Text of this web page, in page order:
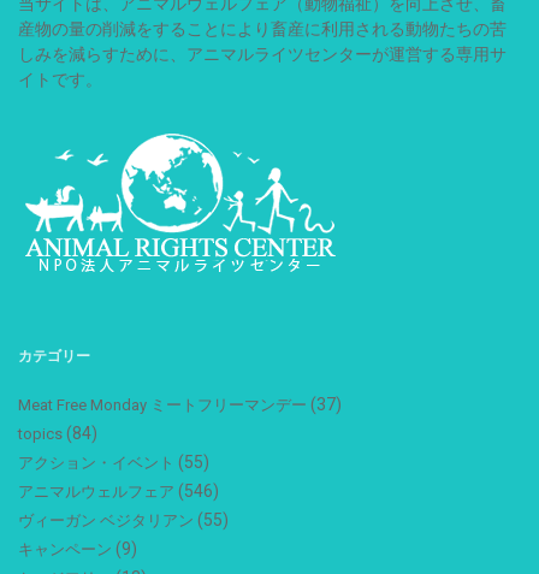
産物の量の削減をすることにより畜産に利用される動物たちの苦
しみを減らすために、アニマルライツセンターが運営する専用サ
イトです。
カテゴリー
Meat Free Monday ミートフリーマンデー (37)
topics (84)
アクション・イベント (55)
アニマルウェルフェア (546)
ヴィーガン ベジタリアン (55)
キャンペーン (9)